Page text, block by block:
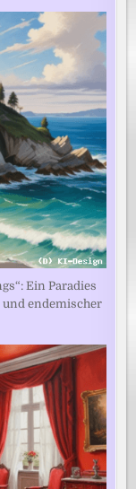
Ein Paradies
endemischer